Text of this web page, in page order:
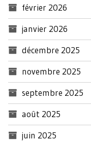
février 2026
janvier 2026
décembre 2025
novembre 2025
septembre 2025
août 2025
juin 2025